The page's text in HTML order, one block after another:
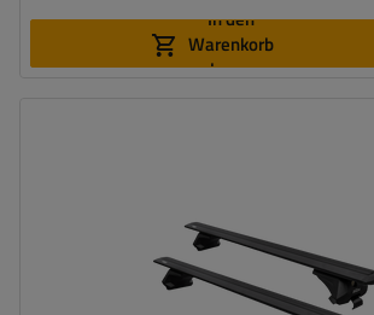
In den
Warenkorb
legen